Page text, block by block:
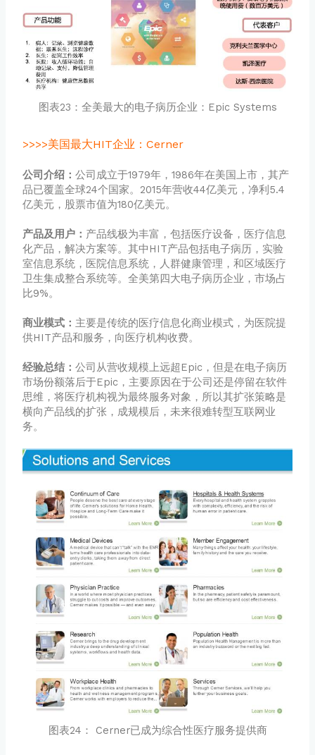
图表23：全美最大的电子病历企业：Epic Systems
>>>>美国最大HIT企业：Cerner
公司介绍：公司成立于1979年，1986年在美国上市，其产
品已覆盖全球24个国家。2015年营收44亿美元，净利5.4
亿美元，股票市值为180亿美元。
产品及用户： 产品线极为丰富，包括医疗设备，医疗信息
化产品，解决方案等。其中HIT产品包括电子病历，实验
室信息系统，医院信息系统，人群健康管理，和区域医疗
卫生集成整合系统等。全美第四大电子病历企业，市场占
比9%。
商业模式： 主要是传统的医疗信息化商业模式，为医院提
供HIT产品和服务，向医疗机构收费。
经验总结：公司从营收规模上远超Epic，但是在电子病历
市场份额落后于Epic，主要原因在于公司还是停留在软件
思维，将医疗机构视为最终服务对象，所以其扩张策略是
横向产品线的扩张，成规模后，未来很难转型互联网业
务。
图表24： Cerner已成为综合性医疗服务提供商